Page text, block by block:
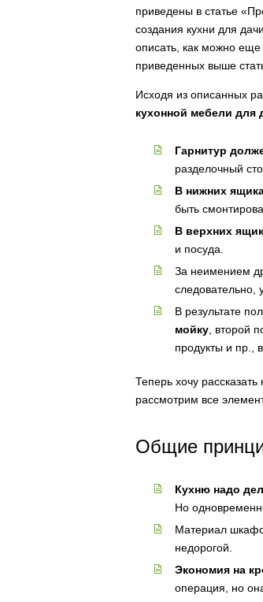
приведены в статье
создания кухни для
описать, как можно
приведенных выше
Исходя из описанных
кухонной мебели для
Гарнитур
разделочный
В нижних
быть
В верхних
и посуда.
За неимением
следовательно,
В результате
мойку , второй
продукты и пр.,
Теперь хочу
рассмотрим все
Общие
Кухню надо
Но
Материал
недорогой.
Экономия на
операция, но